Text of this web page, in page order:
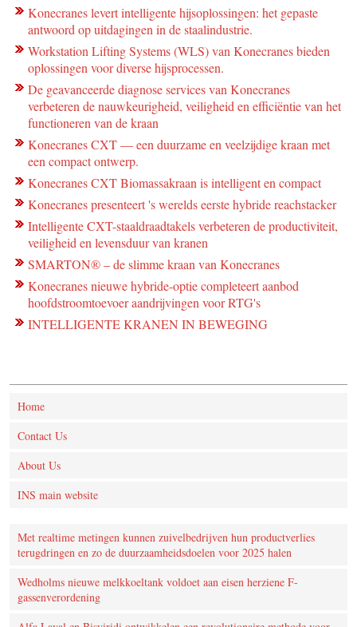
Konecranes levert intelligente hijsoplossingen: het gepaste
antwoord op uitdagingen in de staalindustrie.
Workstation Lifting Systems (WLS) van Konecranes bieden
oplossingen voor diverse hijsprocessen.
De geavanceerde diagnose services van Konecranes
verbeteren de nauwkeurigheid, veiligheid en efficiëntie van het
functioneren van de kraan
Konecranes CXT — een duurzame en veelzijdige kraan met
een compact ontwerp.
Konecranes CXT Biomassakraan is intelligent en compact
Konecranes presenteert 's werelds eerste hybride reachstacker
Intelligente CXT-staaldraadtakels verbeteren de productiviteit,
veiligheid en levensduur van kranen
SMARTON® – de slimme kraan van Konecranes
Konecranes nieuwe hybride-optie completeert aanbod
hoofdstroomtoevoer aandrijvingen voor RTG's
INTELLIGENTE KRANEN IN BEWEGING
Home
Contact Us
About Us
INS main website
Met realtime metingen kunnen zuivelbedrijven hun productverlies
terugdringen en zo de duurzaamheidsdoelen voor 2025 halen
Wedholms nieuwe melkkoeltank voldoet aan eisen herziene F-
gassenverordening